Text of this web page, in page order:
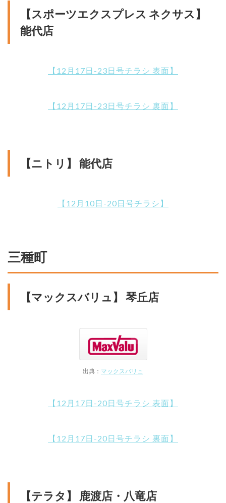
【スポーツエクスプレス ネクサス】
能代店
【12月17日-23日号チラシ 表面】
【12月17日-23日号チラシ 裏面】
【ニトリ】 能代店
【12月10日-20日号チラシ】
三種町
【マックスバリュ】 琴丘店
出典： マックスバリュ
【12月17日-20日号チラシ 表面】
【12月17日-20日号チラシ 裏面】
【テラタ】 鹿渡店・八竜店